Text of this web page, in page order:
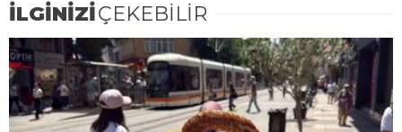
İLGİNİZİÇEKEBİLİR